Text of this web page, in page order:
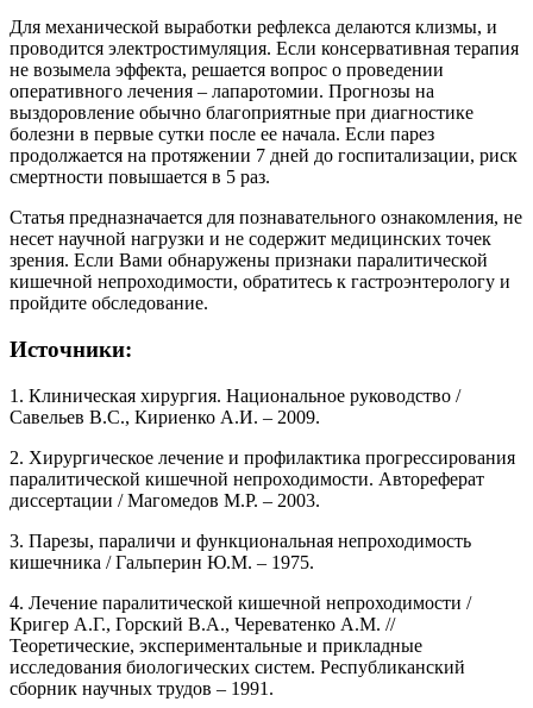
Для механической выработки рефлекса делаются клизмы, и
проводится электростимуляция. Если консервативная терапия
не возымела эффекта, решается вопрос о проведении
оперативного лечения – лапаротомии. Прогнозы на
выздоровление обычно благоприятные при диагностике
болезни в первые сутки после ее начала. Если парез
продолжается на протяжении 7 дней до госпитализации, риск
смертности повышается в 5 раз.
Статья предназначается для познавательного ознакомления, не
несет научной нагрузки и не содержит медицинских точек
зрения. Если Вами обнаружены признаки паралитической
кишечной непроходимости, обратитесь к гастроэнтерологу и
пройдите обследование.
Источники:
1. Клиническая хирургия. Национальное руководство /
Савельев В.С., Кириенко А.И. – 2009.
2. Хирургическое лечение и профилактика прогрессирования
паралитической кишечной непроходимости. Автореферат
диссертации / Магомедов М.Р. – 2003.
3. Парезы, параличи и функциональная непроходимость
кишечника / Гальперин Ю.М. – 1975.
4. Лечение паралитической кишечной непроходимости /
Кригер А.Г., Горский В.А., Череватенко А.М. //
Теоретические, экспериментальные и прикладные
исследования биологических систем. Республиканский
сборник научных трудов – 1991.